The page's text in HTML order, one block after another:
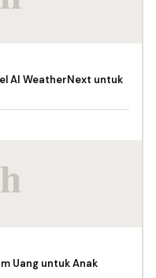
AI WeatherNext untuk
Uang untuk Anak